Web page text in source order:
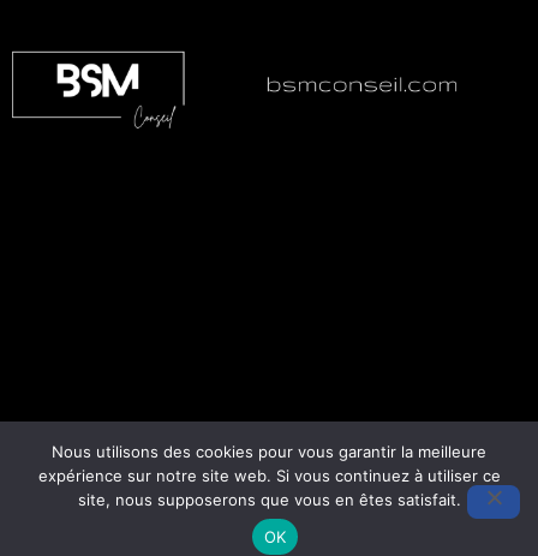
Liens utiles
Mentions légales
CGV
Nous utilisons des cookies pour vous garantir la meilleure
expérience sur notre site web. Si vous continuez à utiliser ce
site, nous supposerons que vous en êtes satisfait.
OK